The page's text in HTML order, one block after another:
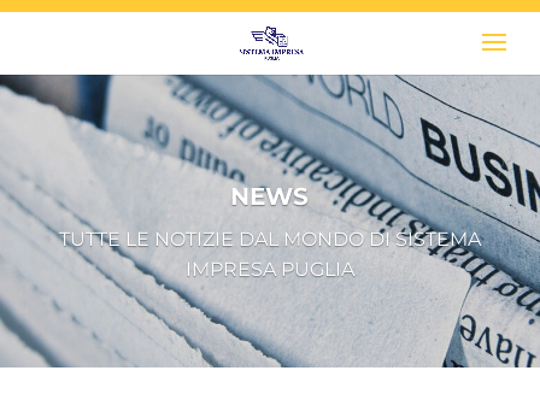
NEWS
TUTTE LE NOTIZIE DAL MONDO DI SISTEMA
IMPRESA PUGLIA